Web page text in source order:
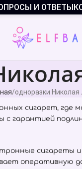
И ОТВЕТЫ
одноразки Николая
сигарет, где
с гарантией
оперативную